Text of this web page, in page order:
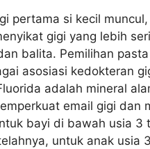
pertama si kecil
gigi yang lebih
balita. Pemilihan
asosiasi kedokteran
adalah mineral
email gigi dan
bayi di bawah usia 3
untuk anak usia